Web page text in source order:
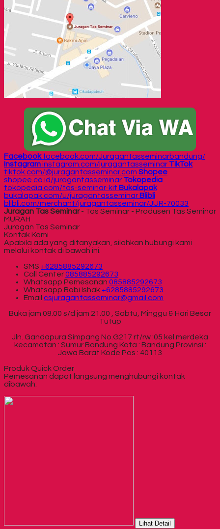
Facebook facebook.com/Juragantasseminarbandung/
Instagraminstagram.com/juragantasseminar TikTok
tiktok.com/@juragantasseminar.com Shopee
shopee.co.id/juragantasseminar Tokopedia
tokopedia.com/tas-seminar-kit Bukalapak
bukalapak.com/u/juragantasseminar Blibli
blibli.com/merchant/juragantasseminar/JUR-70033
Juragan Tas Seminar- Tas Seminar - Produsen Tas Seminar
MURAH
Juragan Tas Seminar
Kontak Kami
Apabila ada yang ditanyakan, silahkan hubungi kami
melalui kontak di bawah ini.
SMS +6285885292673
Call Center085885292673
Whatsapp Pemesanan 085885292673
Whatsapp Bobi Ishak +6285885292673
Email csjuragantasseminar@gmail.com
Buka jam 08.00 s/d jam 21.00 , Sabtu, Minggu & Hari Besar
Tutup
Jln. Gandapura Simpang No.G217 rt/rw :05 kel.merdeka
kecamatan : Sumur Bandung Kota : Bandung Provinsi :
Jawa Barat Kode Pos : 40113
Produk Quick Order
Pemesanan dapat langsung menghubungi kontak
dibawah:
Lihat Detail